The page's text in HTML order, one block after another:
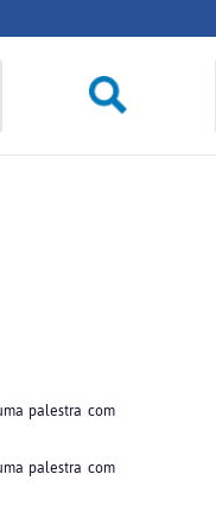
palestra com
palestra com